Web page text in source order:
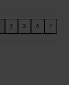
2 3 4 >